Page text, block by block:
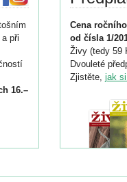
při
16.–
Cena
od čísla 1/
Živy (tedy 59
Dvouleté
Zjistěte, jak